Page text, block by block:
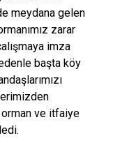
meydana gelen
zarar
imza
başta köy
ve itfaiye